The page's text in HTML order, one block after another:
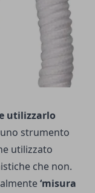
utilizzarlo
strumento
utilizzato
che non.
‘misura